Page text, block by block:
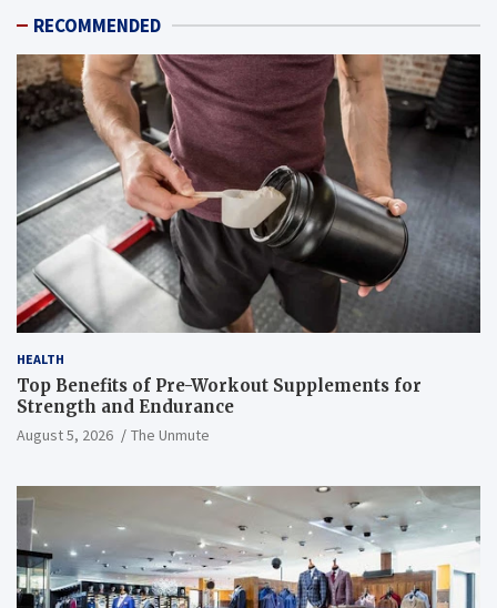
RECOMMENDED
HEALTH
Top Benefits of Pre-Workout Supplements for
Strength and Endurance
August 5, 2026 The Unmute